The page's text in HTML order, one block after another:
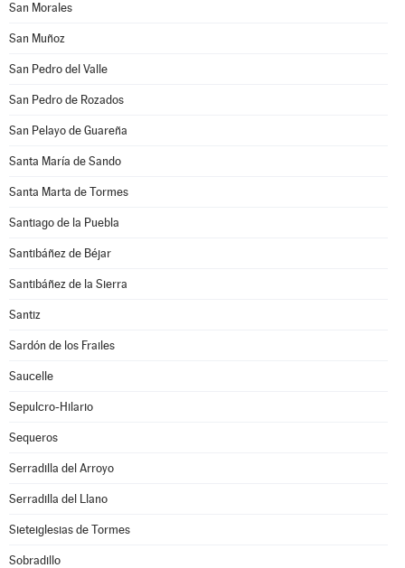
San Morales
San Muñoz
San Pedro del Valle
San Pedro de Rozados
San Pelayo de Guareña
Santa María de Sando
Santa Marta de Tormes
Santiago de la Puebla
Santibáñez de Béjar
Santibáñez de la Sierra
Santiz
Sardón de los Frailes
Saucelle
Sepulcro-Hilario
Sequeros
Serradilla del Arroyo
Serradilla del Llano
Sieteiglesias de Tormes
Sobradillo